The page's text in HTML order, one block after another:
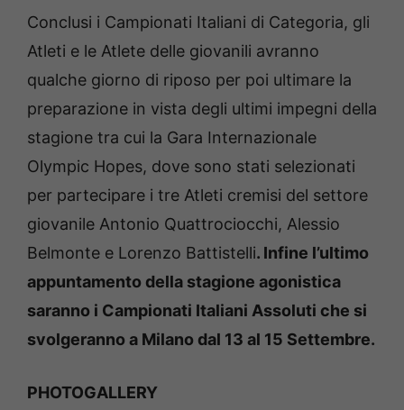
Conclusi i Campionati Italiani di Categoria, gli
Atleti e le Atlete delle giovanili avranno
qualche giorno di riposo per poi ultimare la
preparazione in vista degli ultimi impegni della
stagione tra cui la Gara Internazionale
Olympic Hopes, dove sono stati selezionati
per partecipare i tre Atleti cremisi del settore
giovanile Antonio Quattrociocchi, Alessio
Belmonte e Lorenzo Battistelli. Infine l’ultimo
appuntamento della stagione agonistica
saranno i Campionati Italiani Assoluti che si
svolgeranno a Milano dal 13 al 15 Settembre.
PHOTOGALLERY